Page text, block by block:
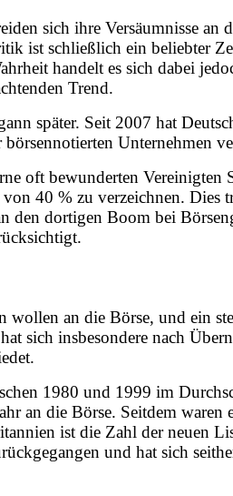
sich ihre Versäumnisse an
ist schließlich ein beliebter
handelt es sich dabei
Trend.
später. Seit 2007 hat
Unternehmen
oft bewunderten Vereinigten
40 % zu verzeichnen. Dies
den dortigen Boom bei
wollen an die Börse, und ein
sich insbesondere nach
1980 und 1999 im
an die Börse. Seitdem waren
ist die Zahl der neuen
und hat sich